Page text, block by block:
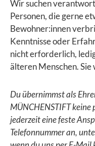
Wir suchen
Personen, die gerne
Bewohner:innen
Kenntnisse oder
nicht erforderlich,
älteren Menschen.
Du übernimmst als
MÜNCHENSTIFT
jederzeit eine feste
Telefonnummer an,